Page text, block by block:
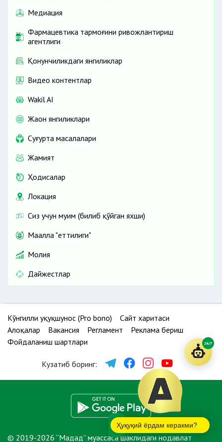
Медиация
Фармацевтика тармоғини ривожлантириш
агентлиги
Қонунчиликдаги янгиликлар
Видео контентлар
Wakil AI
Жаҳон янгиликлари
Cуғурта масалалари
Жамият
Ҳодисалар
Локация
Сиз учун муҳим (билиб қўйган яхши)
Маҳалла "еттилиги"
Молия
Дайжестлар
Кўнгилли ҳуқуқшунос (Pro bono)
Сайт харитаси
Алоқалар
Вакансия Регламент
Реклама бериш
Фойдаланиш шартлари
Кузатиб боринг:
© 2019-2026 “Мадад” муассаса шаклидаги нодавлат
Ҳуқуқий ёрдам керакми?
24/7